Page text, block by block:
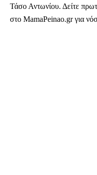
Τάσο Αντωνίου. Δείτε
στο MamaPeinao.gr για